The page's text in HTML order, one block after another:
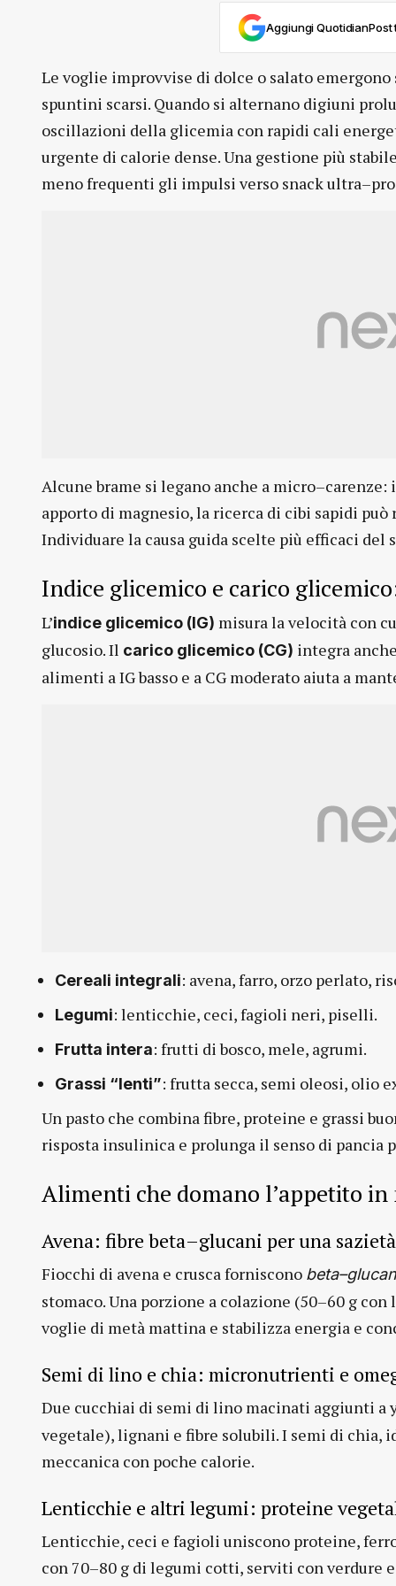
Aggiungi
Le voglie improvvise di dolce o salato
spuntini scarsi. Quando si alternano digiuni
oscillazioni della glicemia con rapidi cali
urgente di calorie dense. Una gestione più
meno frequenti gli impulsi verso snack
Alcune brame si legano anche a
apporto di magnesio, la ricerca di cibi sapidi
Individuare la causa guida scelte più efficaci del
Indice glicemico e carico
L’indice glicemico (IG) misura la velocità con
glucosio. Il carico glicemico (CG) integra
alimenti a IG basso e a CG moderato aiuta a
Cereali integrali: avena, farro, orzo perlato,
Legumi: lenticchie, ceci, fagioli neri, piselli.
Frutta intera: frutti di bosco, mele, agrumi.
Grassi “lenti”: frutta secca, semi oleosi, olio
Un pasto che combina fibre, proteine e grassi
risposta insulinica e prolunga il senso di pancia
Alimenti che domano l’appetito
Avena: fibre beta–glucani per una
Fiocchi di avena e crusca forniscono
stomaco. Una porzione a colazione (50–60 g
voglie di metà mattina e stabilizza energia e
Semi di lino e chia: micronutrienti e
Due cucchiai di semi di lino macinati aggiunti a
vegetale), lignani e fibre solubili. I semi di chia,
meccanica con poche calorie.
Lenticchie e altri legumi: proteine
Lenticchie, ceci e fagioli uniscono proteine,
con 70–80 g di legumi cotti, serviti con verdure